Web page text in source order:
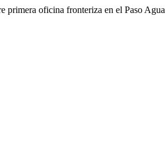
primera oficina fronteriza en el Paso